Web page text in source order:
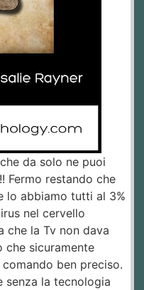
da solo ne puoi
Fermo restando che
lo abbiamo tutti al 3%
nel cervello
che la Tv non dava
che sicuramente
ben preciso.
senza la tecnologia